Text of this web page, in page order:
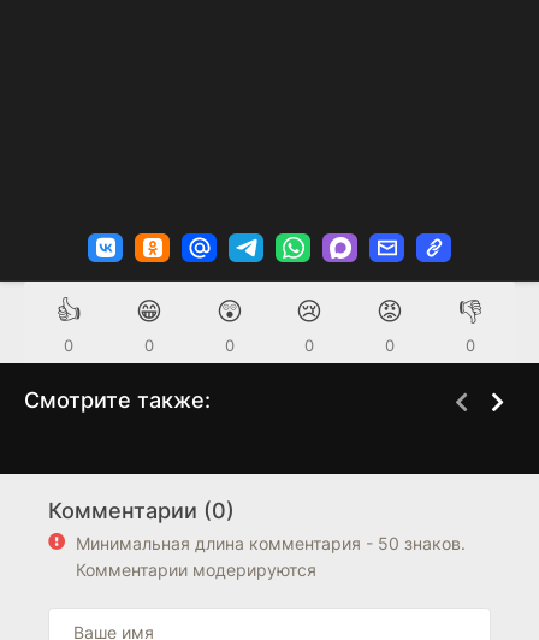
👍
0
😁
0
😲
0
😢
0
😡
0
👎
0
Смотрите также:
Комментарии (0)
Минимальная длина комментария - 50 знаков.
Комментарии модерируются